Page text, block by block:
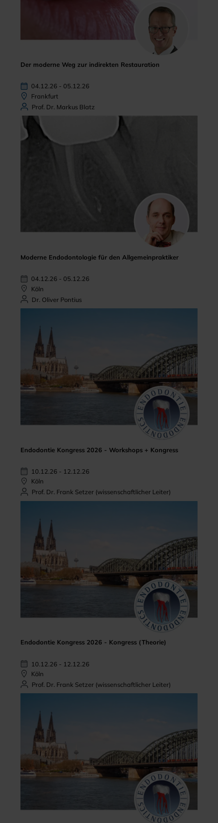
Der moderne Weg zur indirekten Restauration
04.12.26 - 05.12.26
Frankfurt
Prof. Dr. Markus Blatz
Moderne Endodontologie für den Allgemeinpraktiker
04.12.26 - 05.12.26
Köln
Dr. Oliver Pontius
Endodontie Kongress 2026 - Workshops + Kongress
10.12.26 - 12.12.26
Köln
Prof. Dr. Frank Setzer (wissenschaftlicher Leiter)
Endodontie Kongress 2026 - Kongress (Theorie)
10.12.26 - 12.12.26
Köln
Prof. Dr. Frank Setzer (wissenschaftlicher Leiter)